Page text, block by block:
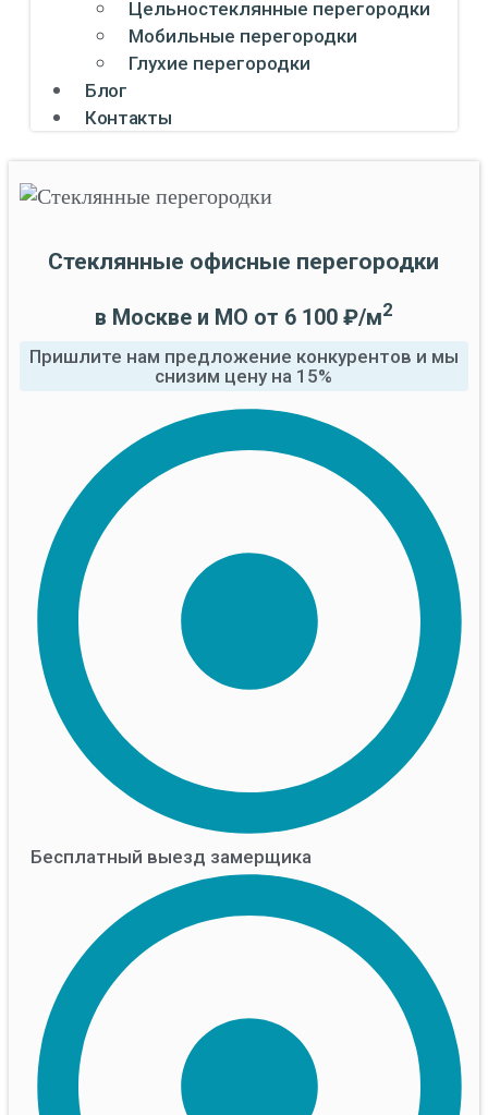
Цельностеклянные перегородки
Мобильные перегородки
Глухие перегородки
Блог
Контакты
Стеклянные офисные перегородки
в Москве и МО от 6 100 ₽/м2
Пришлите нам предложение конкурентов и мы
снизим цену на 15%
Бесплатный выезд замерщика